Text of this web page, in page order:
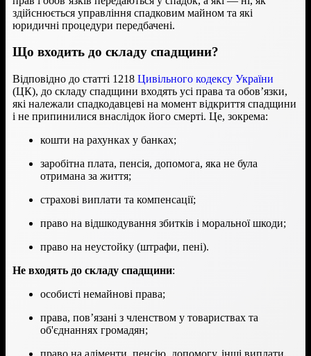
здійснюється управління спадковим майном та які
юридичні процедури передбачені.
Що входить до складу спадщини?
Відповідно до статті 1218 Цивільного кодексу України
(ЦК), до складу спадщини входять усі права та обов’язки,
які належали спадкодавцеві на момент відкриття спадщини
і не припинилися внаслідок його смерті. Це, зокрема:
кошти на рахунках у банках;
заробітна плата, пенсія, допомога, яка не була
отримана за життя;
страхові виплати та компенсації;
право на відшкодування збитків і моральної шкоди;
право на неустойку (штрафи, пені).
Не входять до складу спадщини:
особисті немайнові права;
права, пов’язані з членством у товариствах та
об'єднаннях громадян;
право на аліменти, пенсію, допомогу, інші виплати,